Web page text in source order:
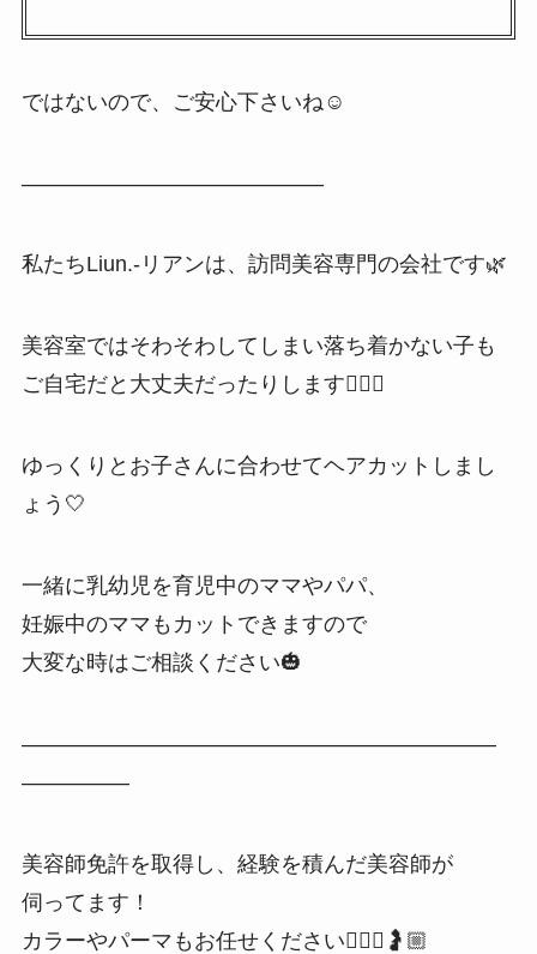
ではないので、ご安心下さいね☺️
——————————————
私たちLiun.-リアンは、訪問美容専門の会社です🌿
美容室ではそわそわしてしまい落ち着かない子も
ご自宅だと大丈夫だったりします👌🏼✨
ゆっくりとお子さんに合わせてヘアカットしまし
ょう🤍
一緒に乳幼児を育児中のママやパパ、
妊娠中のママもカットできますので
大変な時はご相談ください🎃
——————————————————————
—————
美容師免許を取得し、経験を積んだ美容師が
伺ってます！
カラーやパーマもお任せください💇🏻‍♀️🤰🏼